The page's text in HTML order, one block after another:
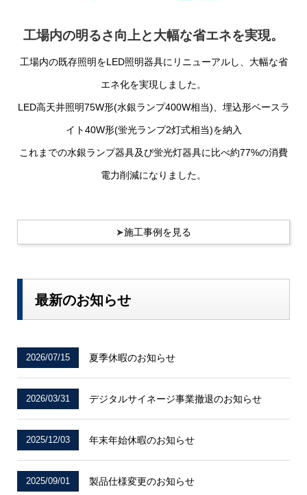
工場内の明るさ向上と大幅な省エネを実現。
工場内の既存照明をLED照明器具にリニューアルし、大幅な省
エネ化を実現しました。
LED高天井照明75W形(水銀ランプ400W相当)、埋込形ベースラ
イト40W形(蛍光ランプ2灯式相当)を納入
これまでの水銀ランプ器具及び蛍光灯器具に比べ約77%の消費
電力削減になりました。
➤施工事例を見る
最新のお知らせ
2026/07/15 夏季休暇のお知らせ
2026/03/31 デジタルサイネージ事業撤退のお知らせ
2025/12/03 年末年始休暇のお知らせ
2025/09/01 製品仕様変更のお知らせ